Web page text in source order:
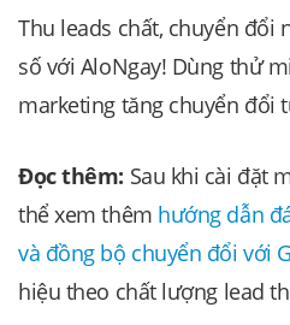
Thu leads chất, chuyển đổi
số với AloNgay! Dùng thử
marketing tăng chuyển đổi
Đọc thêm: Sau khi cài đặt
thể xem thêm hướng dẫn
và đồng bộ chuyển đổi với
hiệu theo chất lượng lead